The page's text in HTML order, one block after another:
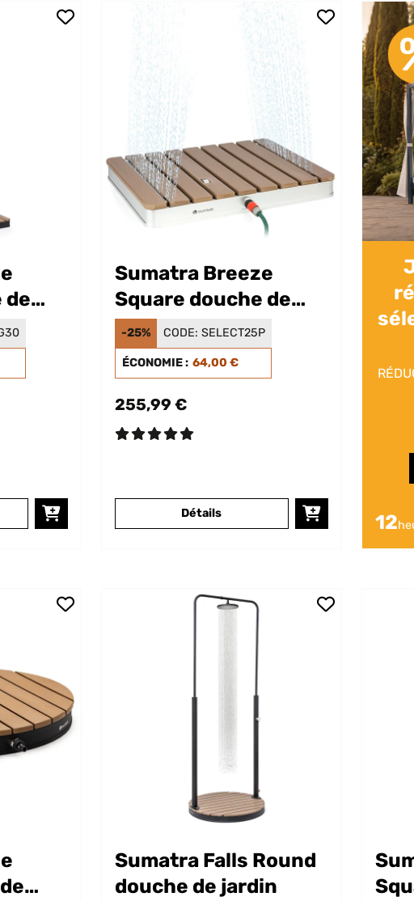
de
Sumatra Breeze
Square douche de
jardin
-25% CODE: SELECT25P
ÉCONOMIE : 64,00 €
255,99 €
Détails 12
Sumatra Falls Round
douche de jardin